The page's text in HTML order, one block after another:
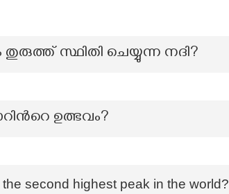
തുരുത്ത് സ്ഥിതി ചെയ്യുന്ന നദി?
ഉത്ഭവം?
second highest peak in the world?